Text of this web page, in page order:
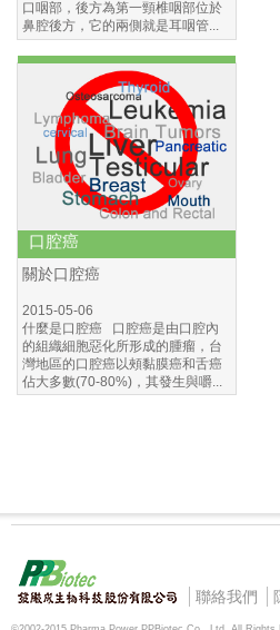
口咽部，後方為第一頸椎咽部位於
鼻腔後方，它的兩側就是耳咽管...
口腔癌
關於口腔癌
2015-05-06
什麼是口腔癌 口腔癌是由口腔內
的組織細胞惡化所形成的腫瘤，台
灣地區的口腔癌以頰黏膜癌和舌癌
佔大多數(70-80%)，其發生與嚼...
聯絡我們